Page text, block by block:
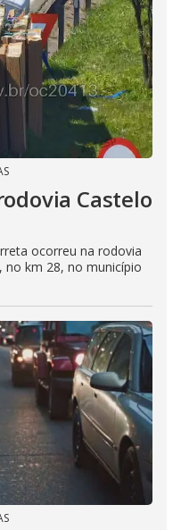
Castelo
ocorreu na rodovia
no km 28, no município